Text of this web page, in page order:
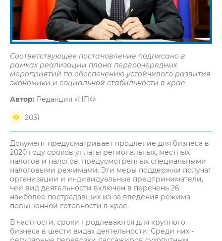
Соответствующее постановление подписано в
рамках реализации плана первоочередных
мероприятий по обеспечению устойчивого развития
экономики и социальной стабильности в крае
Автор: Редакция «НГК»
2031
Документ предусматривает продление для бизнеса в
2020 году сроков уплаты региональных, местных
налогов и налогов, предусмотренных специальными
налоговыми режимами. Эти меры поддержки получат
организации и индивидуальные предприниматели,
чей вид деятельности включен в перечень 26
наиболее пострадавших из-за введения режима
повышенной готовности в крае.
В частности, сроки продлеваются для крупного
бизнеса в шести видах деятельности. Среди них -